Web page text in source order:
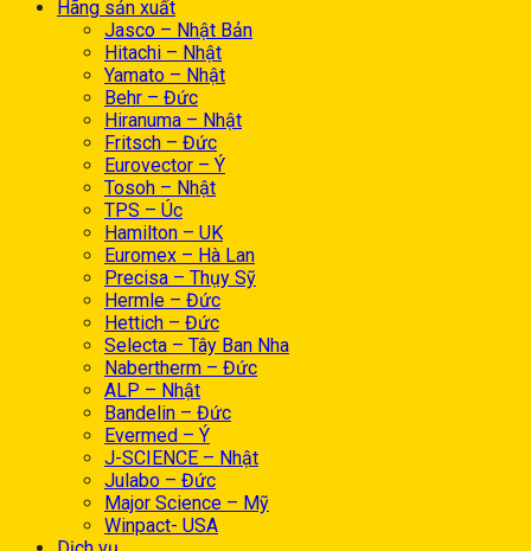
Hãng sản xuất
Jasco – Nhật Bản
Hitachi – Nhật
Yamato – Nhật
Behr – Đức
Hiranuma – Nhật
Fritsch – Đức
Eurovector – Ý
Tosoh – Nhật
TPS – Úc
Hamilton – UK
Euromex – Hà Lan
Precisa – Thụy Sỹ
Hermle – Đức
Hettich – Đức
Selecta – Tây Ban Nha
Nabertherm – Đức
ALP – Nhật
Bandelin – Đức
Evermed – Ý
J-SCIENCE – Nhật
Julabo – Đức
Major Science – Mỹ
Winpact- USA